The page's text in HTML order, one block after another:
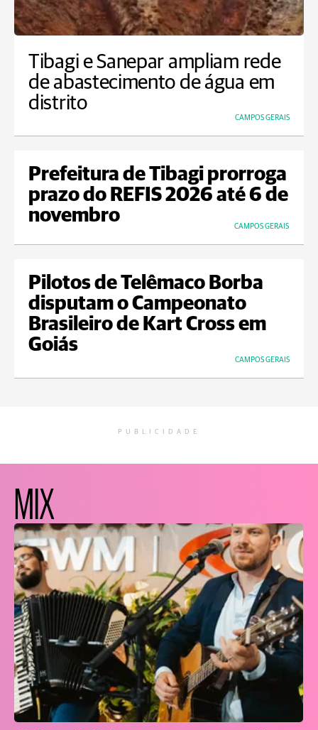
Tibagi e Sanepar ampliam rede
de abastecimento de água em
distrito
CAMPOS GERAIS
Prefeitura de Tibagi prorroga
prazo do REFIS 2026 até 6 de
novembro
CAMPOS GERAIS
Pilotos de Telêmaco Borba
disputam o Campeonato
Brasileiro de Kart Cross em
Goiás
CAMPOS GERAIS
PUBLICIDADE
MIX